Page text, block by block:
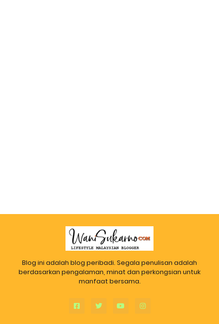
Blog ini adalah blog peribadi. Segala penulisan adalah
berdasarkan pengalaman, minat dan perkongsian untuk
manfaat bersama.